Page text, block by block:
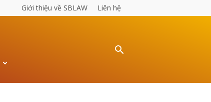
Giới thiệu về SBLAW Liên hệ